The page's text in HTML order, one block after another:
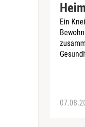
Ein